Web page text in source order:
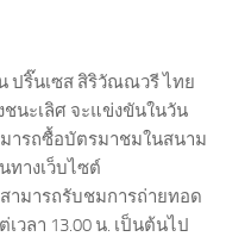
ปริ๊นเซส สิริวัณณวรี ไทย
นะเลิศ จะแข่งขันในวัน
ารถซื้อบัตรมาชมในสนาม
ทางเว็บไซต์
สามารถรับชมการถ่ายทอด
เวลา 13.00 น. เป็นต้นไป